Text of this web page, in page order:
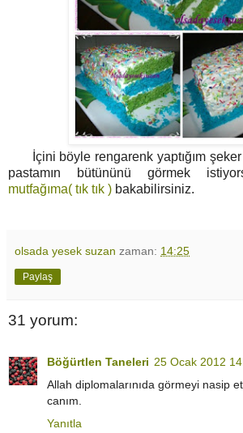
İçini böyle rengarenk yaptığım
pastamın bütününü görmek
mutfağıma( tık tık ) bakabilirsiniz.
olsada yesek suzan zaman: 14:25
Paylaş
31 yorum:
Böğürtlen Taneleri 25 Ocak 2012
Allah diplomalarınıda görmeyi nasip
canım.
Yanıtla